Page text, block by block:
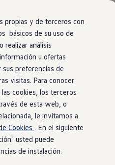
propias y de terceros con
básicos de su uso de
realizar análisis
u ofertas
sus preferencias de
visitas. Para conocer
cookies, los terceros
de esta web, o
le invitamos a
Cookies . En el siguiente
usted puede
de instalación.
para todos
eléctrico
GTI 50 Aniversario
Canarias
& Serenity